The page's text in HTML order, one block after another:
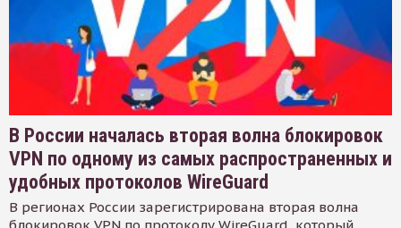
В России началась вторая волна блокировок
VPN по одному из самых распространенных и
удобных протоколов WireGuard
В регионах России зарегистрирована вторая волна